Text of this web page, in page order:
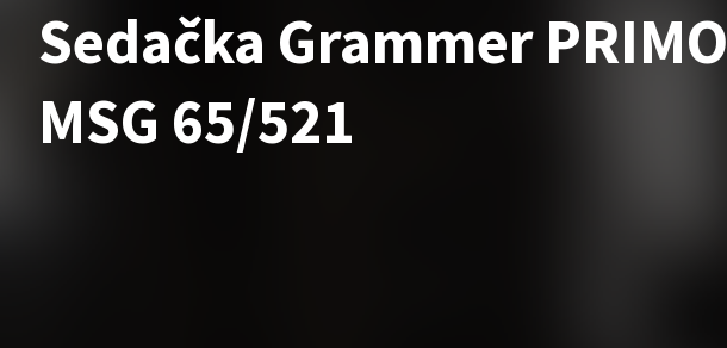
Sedačka Grammer PRIMO
MSG 65/521